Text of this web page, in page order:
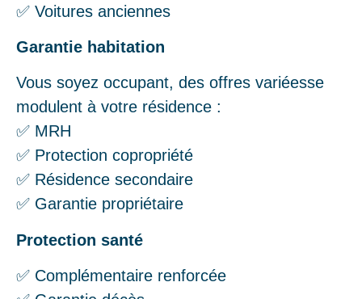
✅ Voitures anciennes
Garantie habitation
Vous soyez occupant, des offres variéesse
modulent à votre résidence :
✅ MRH
✅ Protection copropriété
✅ Résidence secondaire
✅ Garantie propriétaire
Protection santé
✅ Complémentaire renforcée